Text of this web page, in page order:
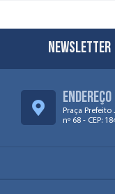
Newsletter
Endereço
Praça
nº 68 - CEP: